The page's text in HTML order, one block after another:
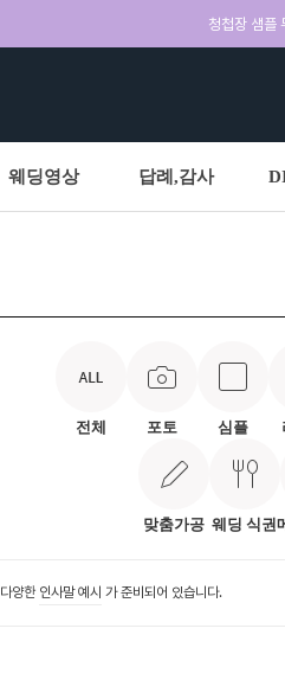
청첩장 샘플
웨딩영상 답례,감사
전체 포토 심플
맞춤가공 웨딩 식권
다양한 인사말 예시 가 준비되어 있습니다.